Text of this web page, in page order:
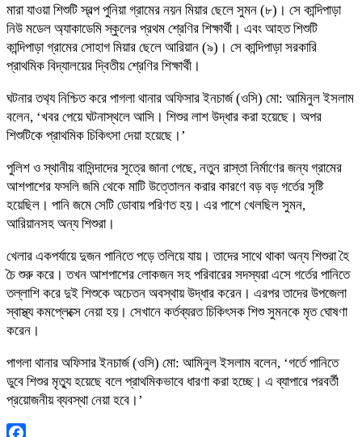
মারা যাওয়া শিশুটি স্বল্প পুনিয়া গ্রামের নয়ন মিয়ার ছেলে সুমন (৮)। সে কান্দিপাড়া
নিউ মডেল অ্যাকাডেমি স্কুলের প্রথম শ্রেণির শিক্ষার্থী। এবং আহত শিশুটি
কান্দিপাড়া গ্রামের সোহাগ মিয়ার ছেলে আরিয়ান (৯)। সে কান্দিপাড়া সরকারি
প্রাথমিক বিদ্যালয়ের দ্বিতীয় শ্রেণির শিক্ষার্থী।
ঘটনার তথ‍্য নিশ্চিত করে পাগলা থানার অফিসার ইনচার্জ (ওসি) মো: আমিনুল ইসলাম
বলেন, ‘খবর পেয়ে ঘটনাস্থলে আসি। শিশুর লাশ উদ্ধার করা হয়েছে। অপর
শিশুটিকে প্রাথমিক চিকিৎসা দেয়া হয়েছে।’
পুলিশ ও স্থানীয় বাসিন্দাদের সূত্রে জানা গেছে, নতুন রাস্তা নির্মাণের জন্য গ্রামের
আশপাশের ফসলি জমি থেকে মাটি উত্তোলন করার কারণে বড় বড় গর্তের সৃষ্টি
হয়েছিল। পানি জমে সেটি ডোবায় পরিণত হয়। এর পাশে খেলছিল সুমন,
আরিয়ানসহ অন্য শিশুরা।
খেলার একপর্যায়ে দুজন পানিতে পড়ে তলিয়ে যায়। তাদের সাথে থাকা অন্য শিশুরা হৈ
চৈ শুরু করে। তখন আশপাশের লোকজন সহ পরিবারের সদস্যরা এসে গর্তের পানিতে
তল্লাশি করে দুই শিশুকে অচেতন অবস্থায় উদ্ধার করেন। এরপর তাদের উপজেলা
স্বাস্থ্য কমপ্লেক্সে নেয়া হয়। সেখানে কর্তব্যরত চিকিৎসক শিশু সুমনকে মৃত ঘোষণা
করেন।
পাগলা থানার অফিসার ইনচার্জ (ওসি) মো: আমিনুল ইসলাম বলেন, ‘গর্তে পানিতে
ডুবে শিশুর মৃত্যু হয়েছে বলে প্রাথমিকভাবে ধারণা করা হচ্ছে। এ ব্যাপারে পরবর্তী
প্রয়োজনীয় ব্যবস্থা নেয়া হবে।’